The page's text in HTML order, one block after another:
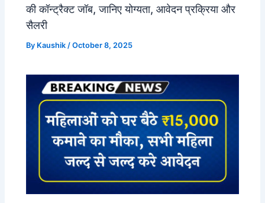
की कॉन्ट्रैक्ट जॉब, जानिए योग्यता, आवेदन प्रक्रिया और
सैलरी
By Kaushik /October 8, 2025